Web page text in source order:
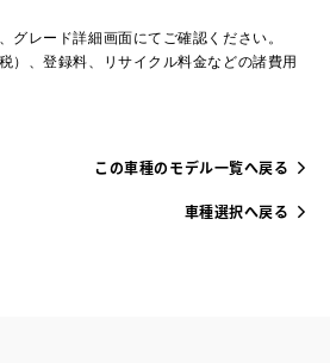
グレード詳細画面にてご確認ください。
）、登録料、リサイクル料金などの諸費用
この車種のモデル一覧へ戻る
車種選択へ戻る